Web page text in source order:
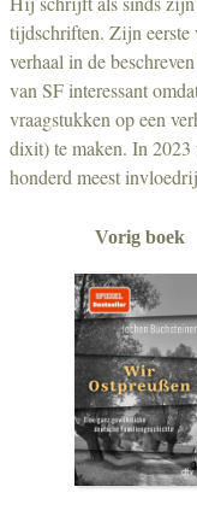
tijdschriften. Zijn eerste
verhaal in de
van SF interessant
vraagstukken op een
dixit) te maken. In
honderd meest
Vorig boek